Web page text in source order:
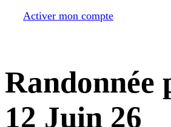
Activer mon compte
Randonnée
12 Juin 26